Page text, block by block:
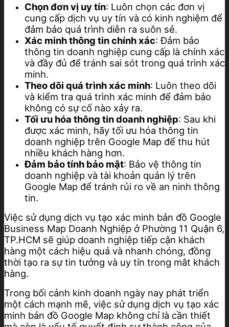
Chọn đơn vị uy tín: Luôn chọn các đơn vị
cung cấp dịch vụ uy tín và có kinh nghiệm để
đảm bảo quá trình diễn ra suôn sẻ.
Xác minh thông tin chính xác: Đảm bảo
thông tin doanh nghiệp cung cấp là chính xác
và đầy đủ để tránh sai sót trong quá trình xác
minh.
Theo dõi quá trình xác minh: Luôn theo dõi
và kiểm tra quá trình xác minh để đảm bảo
không có sự cố nào xảy ra.
Tối ưu hóa thông tin doanh nghiệp: Sau khi
được xác minh, hãy tối ưu hóa thông tin
doanh nghiệp trên Google Map để thu hút
nhiều khách hàng hơn.
Đảm bảo tính bảo mật: Bảo vệ thông tin
doanh nghiệp và tài khoản quản lý trên
Google Map để tránh rủi ro về an ninh thông
tin.
Việc sử dụng dịch vụ tạo xác minh bản đồ Google
Business Map Doanh Nghiệp ở Phường 11 Quận 6,
TP.HCM sẽ giúp doanh nghiệp tiếp cận khách
hàng một cách hiệu quả và nhanh chóng, đồng
thời tạo ra sự tin tưởng và uy tín trong mắt khách
hàng.
Trong bối cảnh kinh doanh ngày nay phát triển
một cách mạnh mẽ, việc sử dụng dịch vụ tạo xác
minh bản đồ Google Map không chỉ là cần thiết